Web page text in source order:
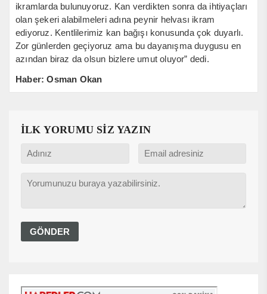
ikramlarda bulunuyoruz. Kan verdikten sonra da ihtiyaçları
olan şekeri alabilmeleri adına peynir helvası ikram
ediyoruz. Kentlilerimiz kan bağışı konusunda çok duyarlı.
Zor günlerden geçiyoruz ama bu dayanışma duygusu en
azından biraz da olsun bizlere umut oluyor” dedi.
Haber: Osman Okan
İLK YORUMU SİZ YAZIN